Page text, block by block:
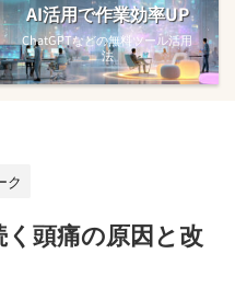
AI活用で作業効率UP
ChatGPTなどの無料ツール活用
法
ク
頭痛の原因と改